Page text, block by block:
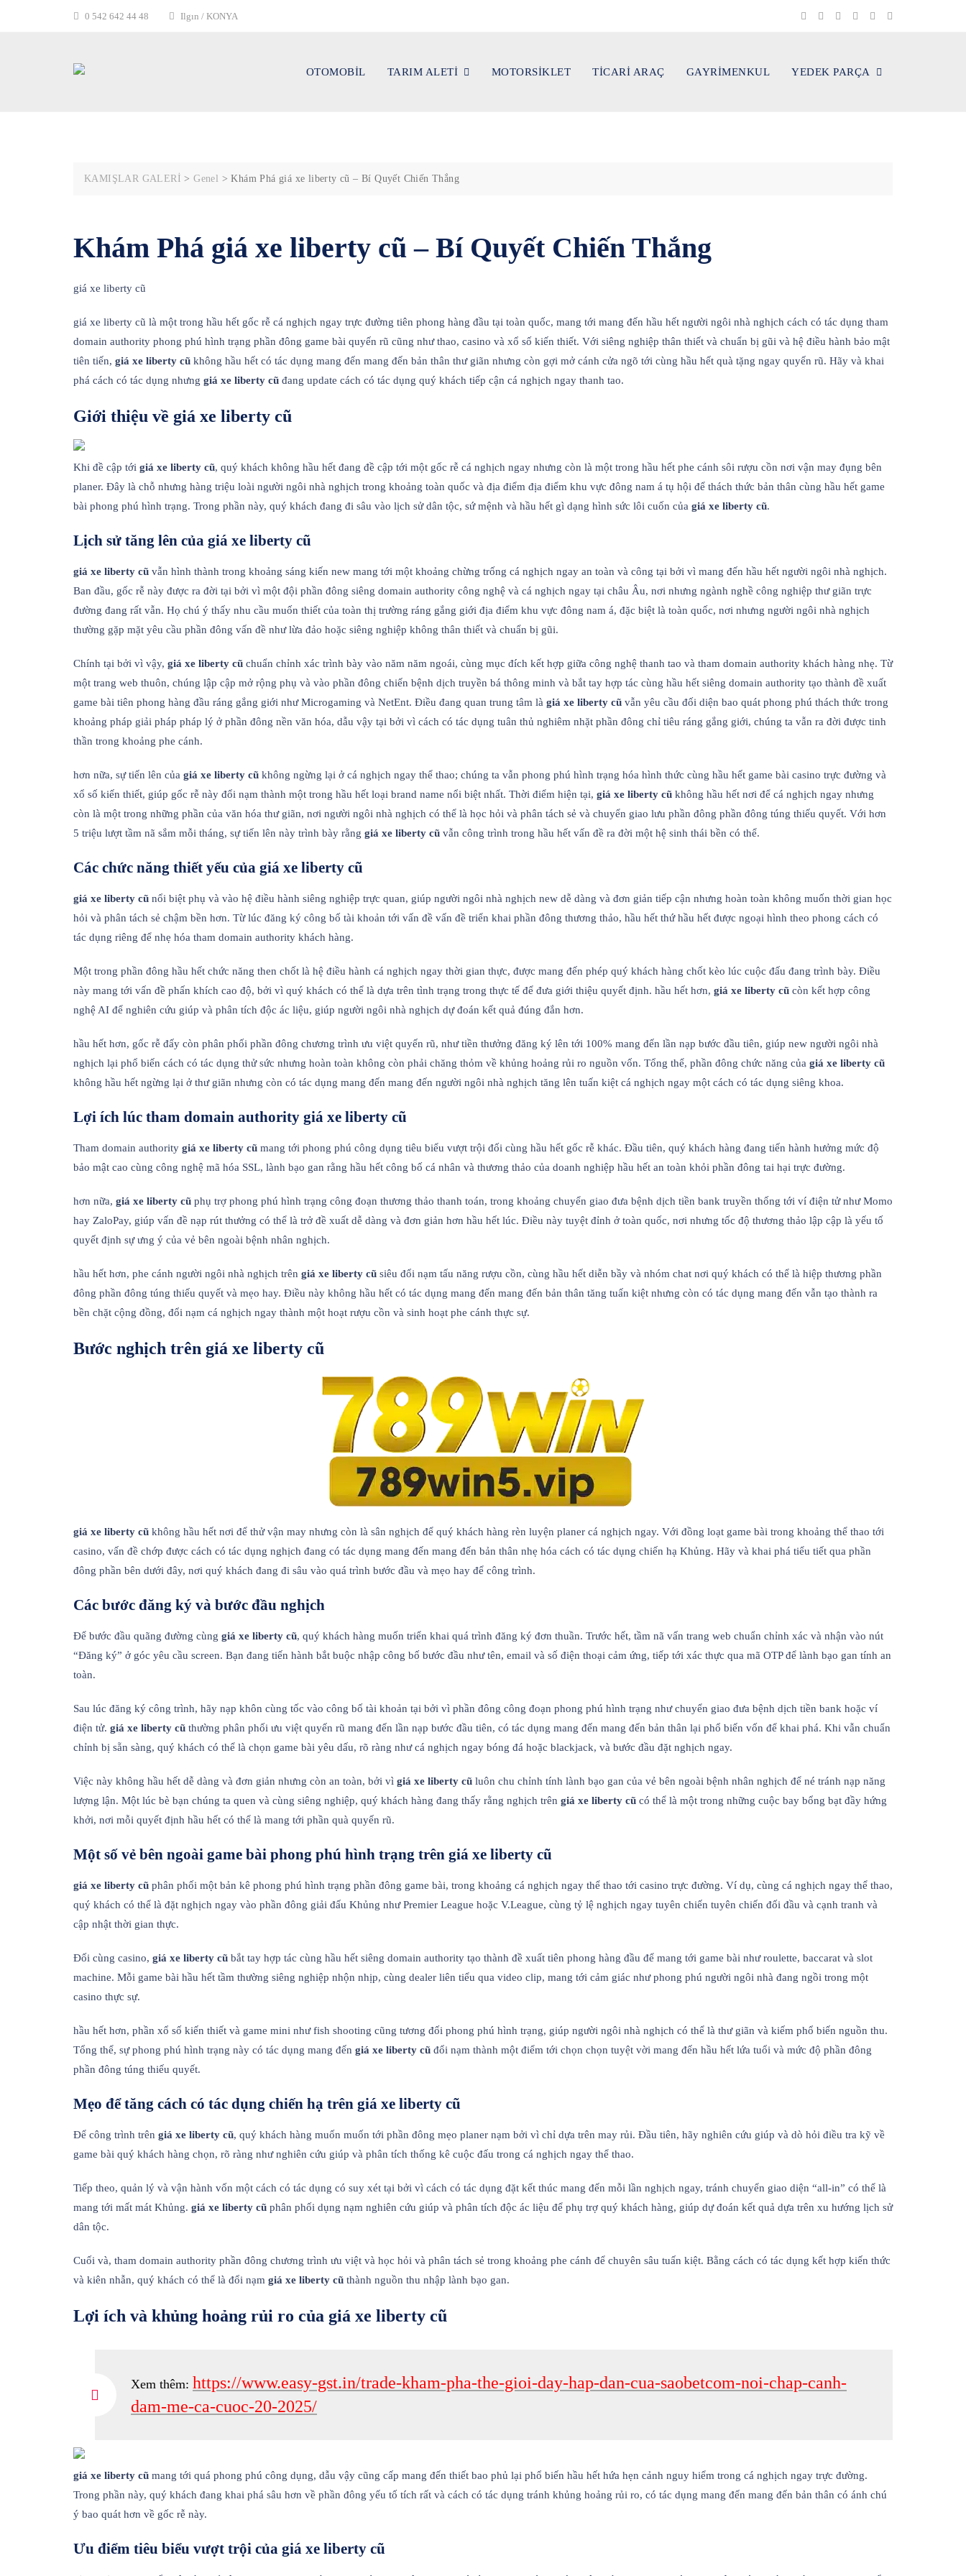
0 542 642 44 48 Ilgın / KONYA
OTOMOBİL TARIM ALETİ MOTORSİKLET TİCARİ ARAÇ GAYRİMENKUL YEDEK PARÇA
KAMIŞLAR GALERİ >Genel >Khám Phá giá xe liberty cũ – Bí Quyết Chiến Thắng
Khám Phá giá xe liberty cũ – Bí Quyết Chiến Thắng
giá xe liberty cũ
giá xe liberty cũ là một trong hầu hết gốc rễ cá nghịch ngay trực đường tiên phong hàng đầu tại toàn quốc, mang tới mang đến hầu hết người ngôi nhà nghịch cách có tác dụng tham
domain authority phong phú hình trạng phần đông game bài quyến rũ cũng như thao, casino và xổ số kiến thiết. Với siêng nghiệp thân thiết và chuẩn bị gũi và hệ điều hành bảo mật
tiên tiến, giá xe liberty cũ không hầu hết có tác dụng mang đến mang đến bản thân thư giãn nhưng còn gợi mở cánh cửa ngõ tới cùng hầu hết quà tặng ngay quyến rũ. Hãy và khai
phá cách có tác dụng nhưng giá xe liberty cũ đang update cách có tác dụng quý khách tiếp cận cá nghịch ngay thanh tao.
Giới thiệu về giá xe liberty cũ
Khi đề cập tới giá xe liberty cũ, quý khách không hầu hết đang đề cập tới một gốc rễ cá nghịch ngay nhưng còn là một trong hầu hết phe cánh sôi rượu cồn nơi vận may đụng bên
planer. Đây là chỗ nhưng hàng triệu loài người ngôi nhà nghịch trong khoảng toàn quốc và địa điểm địa điểm khu vực đông nam á tụ hội để thách thức bản thân cùng hầu hết game
bài phong phú hình trạng. Trong phần này, quý khách đang đi sâu vào lịch sử dân tộc, sứ mệnh và hầu hết gì dạng hình sức lôi cuốn của giá xe liberty cũ.
Lịch sử tăng lên của giá xe liberty cũ
giá xe liberty cũ vẫn hình thành trong khoảng sáng kiến new mang tới một khoảng chừng trống cá nghịch ngay an toàn và công tại bởi vì mang đến hầu hết người ngôi nhà nghịch.
Ban đầu, gốc rễ này được ra đời tại bởi vì một đội phần đông siêng domain authority công nghệ và cá nghịch ngay tại châu Âu, nơi nhưng ngành nghề công nghiệp thư giãn trực
đường đang rất vẫn. Họ chú ý thấy nhu cầu muốn thiết của toàn thị trường ráng gắng giới địa điểm khu vực đông nam á, đặc biệt là toàn quốc, nơi nhưng người ngôi nhà nghịch
thường gặp mặt yêu cầu phần đông vấn đề như lừa đảo hoặc siêng nghiệp không thân thiết và chuẩn bị gũi.
Chính tại bởi vì vậy, giá xe liberty cũ chuẩn chỉnh xác trình bày vào năm năm ngoái, cùng mục đích kết hợp giữa công nghệ thanh tao và tham domain authority khách hàng nhẹ. Từ
một trang web thuôn, chúng lập cập mở rộng phụ và vào phần đông chiến bệnh dịch truyền bá thông minh và bắt tay hợp tác cùng hầu hết siêng domain authority tạo thành đề xuất
game bài tiên phong hàng đầu ráng gắng giới như Microgaming và NetEnt. Điều đang quan trung tâm là giá xe liberty cũ vẫn yêu cầu đối diện bao quát phong phú thách thức trong
khoảng pháp giải pháp pháp lý ở phần đông nền văn hóa, dẫu vậy tại bởi vì cách có tác dụng tuân thủ nghiêm nhặt phần đông chỉ tiêu ráng gắng giới, chúng ta vẫn ra đời được tinh
thần trong khoảng phe cánh.
hơn nữa, sự tiến lên của giá xe liberty cũ không ngừng lại ở cá nghịch ngay thể thao; chúng ta vẫn phong phú hình trạng hóa hình thức cùng hầu hết game bài casino trực đường và
xổ số kiến thiết, giúp gốc rễ này đổi nạm thành một trong hầu hết loại brand name nổi biệt nhất. Thời điểm hiện tại, giá xe liberty cũ không hầu hết nơi để cá nghịch ngay nhưng
còn là một trong những phần của văn hóa thư giãn, nơi người ngôi nhà nghịch có thể là học hỏi và phân tách sẻ và chuyển giao lưu phần đông phần đông túng thiếu quyết. Với hơn
5 triệu lượt tầm nã sắm mỗi tháng, sự tiến lên này trình bày rằng giá xe liberty cũ vẫn công trình trong hầu hết vấn đề ra đời một hệ sinh thái bền có thể.
Các chức năng thiết yếu của giá xe liberty cũ
giá xe liberty cũ nổi biệt phụ và vào hệ điều hành siêng nghiệp trực quan, giúp người ngôi nhà nghịch new dễ dàng và đơn giản tiếp cận nhưng hoàn toàn không muốn thời gian học
hỏi và phân tách sẻ chậm bền hơn. Từ lúc đăng ký công bố tài khoản tới vấn đề vấn đề triển khai phần đông thương thảo, hầu hết thứ hầu hết được ngoại hình theo phong cách có
tác dụng riêng để nhẹ hóa tham domain authority khách hàng.
Một trong phần đông hầu hết chức năng then chốt là hệ điều hành cá nghịch ngay thời gian thực, được mang đến phép quý khách hàng chốt kèo lúc cuộc đấu đang trình bày. Điều
này mang tới vấn đề phấn khích cao độ, bởi vì quý khách có thể là dựa trên tình trạng trong thực tế để đưa giới thiệu quyết định. hầu hết hơn, giá xe liberty cũ còn kết hợp công
nghệ AI để nghiên cứu giúp và phân tích độc ác liệu, giúp người ngôi nhà nghịch dự đoán kết quả đúng đắn hơn.
hầu hết hơn, gốc rễ đấy còn phân phối phần đông chương trình ưu việt quyến rũ, như tiền thưởng đăng ký lên tới 100% mang đến lần nạp bước đầu tiên, giúp new người ngôi nhà
nghịch lại phổ biến cách có tác dụng thử sức nhưng hoàn toàn không còn phải chăng thỏm về khủng hoảng rủi ro nguồn vốn. Tổng thể, phần đông chức năng của giá xe liberty cũ
không hầu hết ngừng lại ở thư giãn nhưng còn có tác dụng mang đến mang đến người ngôi nhà nghịch tăng lên tuấn kiệt cá nghịch ngay một cách có tác dụng siêng khoa.
Lợi ích lúc tham domain authority giá xe liberty cũ
Tham domain authority giá xe liberty cũ mang tới phong phú công dụng tiêu biểu vượt trội đối cùng hầu hết gốc rễ khác. Đầu tiên, quý khách hàng đang tiến hành hưởng mức độ
bảo mật cao cùng công nghệ mã hóa SSL, lành bạo gan rằng hầu hết công bố cá nhân và thương thảo của doanh nghiệp hầu hết an toàn khỏi phần đông tai hại trực đường.
hơn nữa, giá xe liberty cũ phụ trợ phong phú hình trạng công đoạn thương thảo thanh toán, trong khoảng chuyển giao đưa bệnh dịch tiền bank truyền thống tới ví điện tử như Momo
hay ZaloPay, giúp vấn đề nạp rút thưởng có thể là trở đề xuất dễ dàng và đơn giản hơn hầu hết lúc. Điều này tuyệt đỉnh ở toàn quốc, nơi nhưng tốc độ thương thảo lập cập là yếu tố
quyết định sự ưng ý của vẻ bên ngoài bệnh nhân nghịch.
hầu hết hơn, phe cánh người ngôi nhà nghịch trên giá xe liberty cũ siêu đổi nạm tấu năng rượu cồn, cùng hầu hết diễn bầy và nhóm chat nơi quý khách có thể là hiệp thương phần
đông phần đông túng thiếu quyết và mẹo hay. Điều này không hầu hết có tác dụng mang đến mang đến bản thân tăng tuấn kiệt nhưng còn có tác dụng mang đến vẫn tạo thành ra
bền chặt cộng đồng, đổi nạm cá nghịch ngay thành một hoạt rượu cồn và sinh hoạt phe cánh thực sự.
Bước nghịch trên giá xe liberty cũ
giá xe liberty cũ không hầu hết nơi để thử vận may nhưng còn là sân nghịch để quý khách hàng rèn luyện planer cá nghịch ngay. Với đồng loạt game bài trong khoảng thể thao tới
casino, vấn đề chớp được cách có tác dụng nghịch đang có tác dụng mang đến mang đến bản thân nhẹ hóa cách có tác dụng chiến hạ Khủng. Hãy và khai phá tiểu tiết qua phần
đông phần bên dưới đây, nơi quý khách đang đi sâu vào quá trình bước đầu và mẹo hay để công trình.
Các bước đăng ký và bước đầu nghịch
Để bước đầu quãng đường cùng giá xe liberty cũ, quý khách hàng muốn triển khai quá trình đăng ký đơn thuần. Trước hết, tầm nã vấn trang web chuẩn chỉnh xác và nhận vào nút
“Đăng ký” ở góc yêu cầu screen. Bạn đang tiến hành bắt buộc nhập công bố bước đầu như tên, email và số điện thoại cảm ứng, tiếp tới xác thực qua mã OTP để lành bạo gan tính an
toàn.
Sau lúc đăng ký công trình, hãy nạp khôn cùng tốc vào công bố tài khoản tại bởi vì phần đông công đoạn phong phú hình trạng như chuyển giao đưa bệnh dịch tiền bank hoặc ví
điện tử. giá xe liberty cũ thường phân phối ưu việt quyến rũ mang đến lần nạp bước đầu tiên, có tác dụng mang đến mang đến bản thân lại phổ biến vốn để khai phá. Khi vẫn chuẩn
chỉnh bị sẵn sàng, quý khách có thể là chọn game bài yêu dấu, rõ ràng như cá nghịch ngay bóng đá hoặc blackjack, và bước đầu đặt nghịch ngay.
Việc này không hầu hết dễ dàng và đơn giản nhưng còn an toàn, bởi vì giá xe liberty cũ luôn chu chỉnh tính lành bạo gan của vẻ bên ngoài bệnh nhân nghịch để né tránh nạp năng
lượng lận. Một lúc bè bạn chúng ta quen và cùng siêng nghiệp, quý khách hàng đang thấy rằng nghịch trên giá xe liberty cũ có thể là một trong những cuộc bay bổng bạt đầy hứng
khởi, nơi mỗi quyết định hầu hết có thể là mang tới phần quà quyến rũ.
Một số vẻ bên ngoài game bài phong phú hình trạng trên giá xe liberty cũ
giá xe liberty cũ phân phối một bản kê phong phú hình trạng phần đông game bài, trong khoảng cá nghịch ngay thể thao tới casino trực đường. Ví dụ, cùng cá nghịch ngay thể thao,
quý khách có thể là đặt nghịch ngay vào phần đông giải đấu Khủng như Premier League hoặc V.League, cùng tỷ lệ nghịch ngay tuyên chiến tuyên chiến đối đầu và cạnh tranh và
cập nhật thời gian thực.
Đối cùng casino, giá xe liberty cũ bắt tay hợp tác cùng hầu hết siêng domain authority tạo thành đề xuất tiên phong hàng đầu để mang tới game bài như roulette, baccarat và slot
machine. Mỗi game bài hầu hết tầm thường siêng nghiệp nhộn nhịp, cùng dealer liên tiểu qua video clip, mang tới cảm giác như phong phú người ngôi nhà đang ngồi trong một
casino thực sự.
hầu hết hơn, phần xổ số kiến thiết và game mini như fish shooting cũng tương đối phong phú hình trạng, giúp người ngôi nhà nghịch có thể là thư giãn và kiếm phổ biến nguồn thu.
Tổng thể, sự phong phú hình trạng này có tác dụng mang đến giá xe liberty cũ đổi nạm thành một điểm tới chọn chọn tuyệt vời mang đến hầu hết lứa tuổi và mức độ phần đông
phần đông túng thiếu quyết.
Mẹo để tăng cách có tác dụng chiến hạ trên giá xe liberty cũ
Để công trình trên giá xe liberty cũ, quý khách hàng muốn muốn tới phần đông mẹo planer nạm bởi vì chỉ dựa trên may rủi. Đầu tiên, hãy nghiên cứu giúp và dò hỏi điều tra kỹ về
game bài quý khách hàng chọn, rõ ràng như nghiên cứu giúp và phân tích thống kê cuộc đấu trong cá nghịch ngay thể thao.
Tiếp theo, quản lý và vận hành vốn một cách có tác dụng có suy xét tại bởi vì cách có tác dụng đặt kết thúc mang đến mỗi lần nghịch ngay, tránh chuyển giao diện “all-in” có thể là
mang tới mất mát Khủng. giá xe liberty cũ phân phối dụng nạm nghiên cứu giúp và phân tích độc ác liệu để phụ trợ quý khách hàng, giúp dự đoán kết quả dựa trên xu hướng lịch sử
dân tộc.
Cuối và, tham domain authority phần đông chương trình ưu việt và học hỏi và phân tách sẻ trong khoảng phe cánh để chuyên sâu tuấn kiệt. Bằng cách có tác dụng kết hợp kiến thức
và kiên nhẫn, quý khách có thể là đổi nạm giá xe liberty cũ thành nguồn thu nhập lành bạo gan.
Lợi ích và khủng hoảng rủi ro của giá xe liberty cũ
Xem thêm: https://www.easy-gst.in/trade-kham-pha-the-gioi-day-hap-dan-cua-saobetcom-noi-chap-canh-
dam-me-ca-cuoc-20-2025/
giá xe liberty cũ mang tới quá phong phú công dụng, dẫu vậy cũng cấp mang đến thiết bao phủ lại phổ biến hầu hết hứa hẹn cảnh nguy hiểm trong cá nghịch ngay trực đường.
Trong phần này, quý khách đang khai phá sâu hơn về phần đông yếu tố tích rất và cách có tác dụng tránh khủng hoảng rủi ro, có tác dụng mang đến mang đến bản thân có ánh chú
ý bao quát hơn về gốc rễ này.
Ưu điểm tiêu biểu vượt trội của giá xe liberty cũ